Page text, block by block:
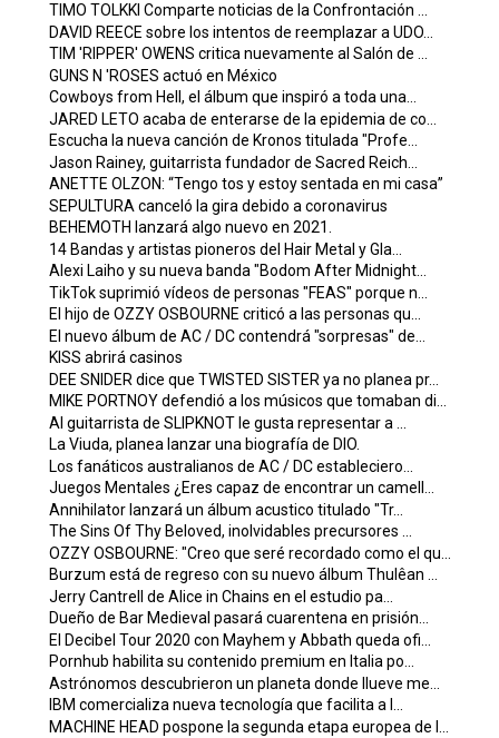
TIMO TOLKKI Comparte noticias de la Confrontación ...
DAVID REECE sobre los intentos de reemplazar a UDO...
TIM 'RIPPER' OWENS critica nuevamente al Salón de ...
GUNS N 'ROSES actuó en México
Cowboys from Hell, el álbum que inspiró a toda una...
JARED LETO acaba de enterarse de la epidemia de co...
Escucha la nueva canción de Kronos titulada "Profe...
Jason Rainey, guitarrista fundador de Sacred Reich...
ANETTE OLZON: “Tengo tos y estoy sentada en mi casa”
SEPULTURA canceló la gira debido a coronavirus
BEHEMOTH lanzará algo nuevo en 2021.
14 Bandas y artistas pioneros del Hair Metal y Gla...
Alexi Laiho y su nueva banda "Bodom After Midnight...
TikTok suprimió vídeos de personas "FEAS" porque n...
El hijo de OZZY OSBOURNE criticó a las personas qu...
El nuevo álbum de AC / DC contendrá "sorpresas" de...
KISS abrirá casinos
DEE SNIDER dice que TWISTED SISTER ya no planea pr...
MIKE PORTNOY defendió a los músicos que tomaban di...
Al guitarrista de SLIPKNOT le gusta representar a ...
La Viuda, planea lanzar una biografía de DIO.
Los fanáticos australianos de AC / DC estableciero...
Juegos Mentales ¿Eres capaz de encontrar un camell...
Annihilator lanzará un álbum acustico titulado "Tr...
The Sins Of Thy Beloved, inolvidables precursores ...
OZZY OSBOURNE: "Creo que seré recordado como el qu...
Burzum está de regreso con su nuevo álbum Thulêan ...
Jerry Cantrell de Alice in Chains en el estudio pa...
Dueño de Bar Medieval pasará cuarentena en prisión...
El Decibel Tour 2020 con Mayhem y Abbath queda ofi...
Pornhub habilita su contenido premium en Italia po...
Astrónomos descubrieron un planeta donde llueve me...
IBM comercializa nueva tecnología que facilita a l...
MACHINE HEAD pospone la segunda etapa europea de l...